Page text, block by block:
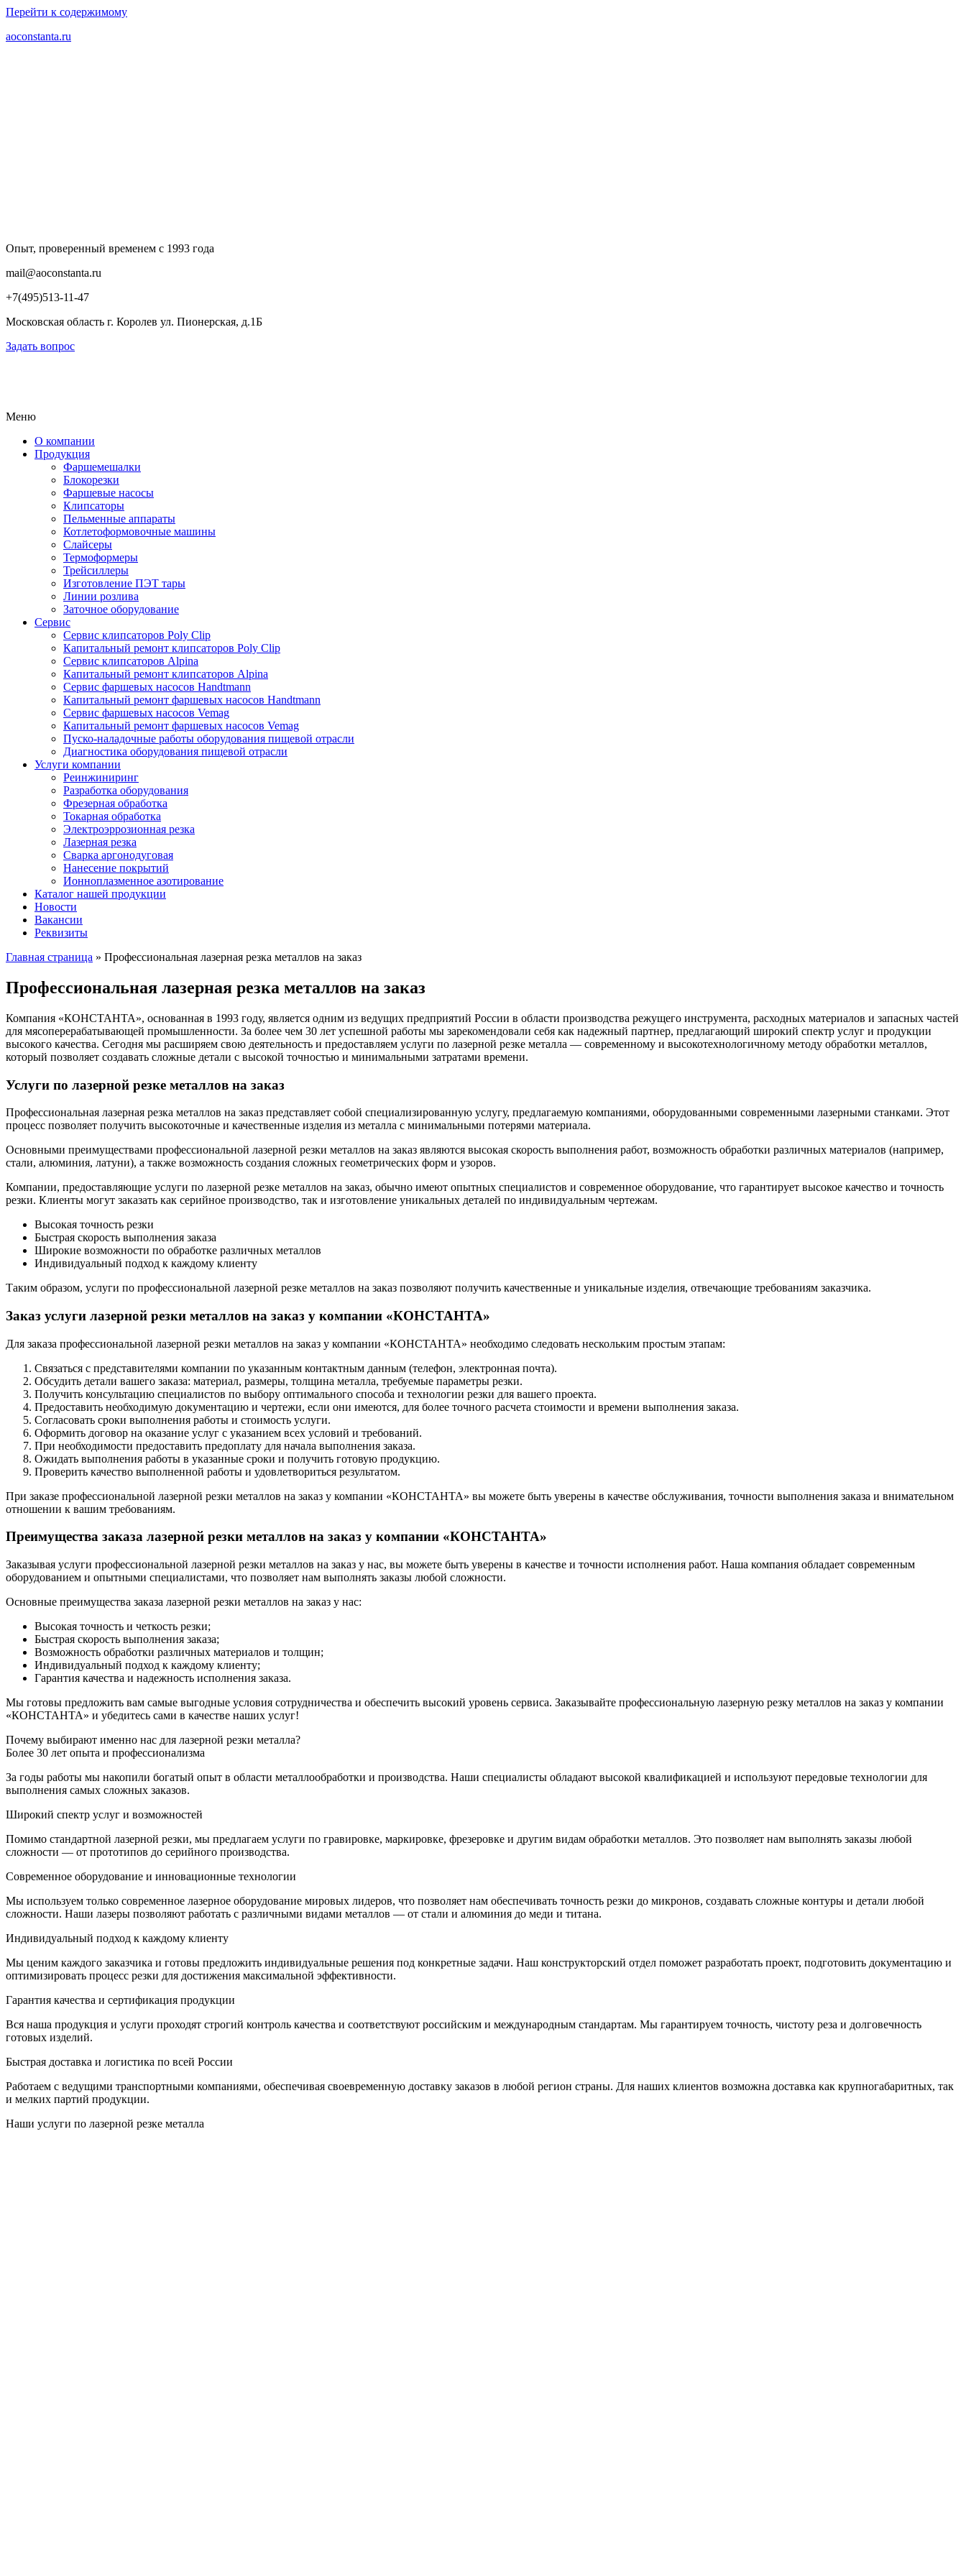
Перейти к содержимому
aoconstanta.ru
Опыт, проверенный временем с 1993 года
mail@aoconstanta.ru
+7(495)513-11-47
Московская область г. Королев ул. Пионерская, д.1Б
Задать вопрос
Меню
О компании
Продукция
Фаршемешалки
Блокорезки
Фаршевые насосы
Клипсаторы
Пельменные аппараты
Котлетоформовочные машины
Слайсеры
Термоформеры
Трейсиллеры
Изготовление ПЭТ тары
Линии розлива
Заточное оборудование
Сервис
Сервис клипсаторов Poly Clip
Капитальный ремонт клипсаторов Poly Clip
Сервис клипсаторов Alpina
Капитальный ремонт клипсаторов Alpina
Сервис фаршевых насосов Handtmann
Капитальный ремонт фаршевых насосов Handtmann
Сервис фаршевых насосов Vemag
Капитальный ремонт фаршевых насосов Vemag
Пуско-наладочные работы оборудования пищевой отрасли
Диагностика оборудования пищевой отрасли
Услуги компании
Реинжиниринг
Разработка оборудования
Фрезерная обработка
Токарная обработка
Электроэррозионная резка
Лазерная резка
Сварка аргонодуговая
Нанесение покрытий
Ионноплазменное азотирование
Каталог нашей продукции
Новости
Вакансии
Реквизиты
Главная страница » Профессиональная лазерная резка металлов на заказ
Профессиональная лазерная резка металлов на заказ
Компания «КОНСТАНТА», основанная в 1993 году, является одним из ведущих предприятий России в области производства режущего инструмента, расходных материалов и запасных частей
для мясоперерабатывающей промышленности. За более чем 30 лет успешной работы мы зарекомендовали себя как надежный партнер, предлагающий широкий спектр услуг и продукции
высокого качества. Сегодня мы расширяем свою деятельность и предоставляем услуги по лазерной резке металла — современному и высокотехнологичному методу обработки металлов,
который позволяет создавать сложные детали с высокой точностью и минимальными затратами времени.
Услуги по лазерной резке металлов на заказ
Профессиональная лазерная резка металлов на заказ представляет собой специализированную услугу, предлагаемую компаниями, оборудованными современными лазерными станками. Этот
процесс позволяет получить высокоточные и качественные изделия из металла с минимальными потерями материала.
Основными преимуществами профессиональной лазерной резки металлов на заказ являются высокая скорость выполнения работ, возможность обработки различных материалов (например,
стали, алюминия, латуни), а также возможность создания сложных геометрических форм и узоров.
Компании, предоставляющие услуги по лазерной резке металлов на заказ, обычно имеют опытных специалистов и современное оборудование, что гарантирует высокое качество и точность
резки. Клиенты могут заказать как серийное производство, так и изготовление уникальных деталей по индивидуальным чертежам.
Высокая точность резки
Быстрая скорость выполнения заказа
Широкие возможности по обработке различных металлов
Индивидуальный подход к каждому клиенту
Таким образом, услуги по профессиональной лазерной резке металлов на заказ позволяют получить качественные и уникальные изделия, отвечающие требованиям заказчика.
Заказ услуги лазерной резки металлов на заказ у компании «КОНСТАНТА»
Для заказа профессиональной лазерной резки металлов на заказ у компании «КОНСТАНТА» необходимо следовать нескольким простым этапам:
Связаться с представителями компании по указанным контактным данным (телефон, электронная почта).
Обсудить детали вашего заказа: материал, размеры, толщина металла, требуемые параметры резки.
Получить консультацию специалистов по выбору оптимального способа и технологии резки для вашего проекта.
Предоставить необходимую документацию и чертежи, если они имеются, для более точного расчета стоимости и времени выполнения заказа.
Согласовать сроки выполнения работы и стоимость услуги.
Оформить договор на оказание услуг с указанием всех условий и требований.
При необходимости предоставить предоплату для начала выполнения заказа.
Ожидать выполнения работы в указанные сроки и получить готовую продукцию.
Проверить качество выполненной работы и удовлетвориться результатом.
При заказе профессиональной лазерной резки металлов на заказ у компании «КОНСТАНТА» вы можете быть уверены в качестве обслуживания, точности выполнения заказа и внимательном
отношении к вашим требованиям.
Преимущества заказа лазерной резки металлов на заказ у компании «КОНСТАНТА»
Заказывая услуги профессиональной лазерной резки металлов на заказ у нас, вы можете быть уверены в качестве и точности исполнения работ. Наша компания обладает современным
оборудованием и опытными специалистами, что позволяет нам выполнять заказы любой сложности.
Основные преимущества заказа лазерной резки металлов на заказ у нас:
Высокая точность и четкость резки;
Быстрая скорость выполнения заказа;
Возможность обработки различных материалов и толщин;
Индивидуальный подход к каждому клиенту;
Гарантия качества и надежность исполнения заказа.
Мы готовы предложить вам самые выгодные условия сотрудничества и обеспечить высокий уровень сервиса. Заказывайте профессиональную лазерную резку металлов на заказ у компании
«КОНСТАНТА» и убедитесь сами в качестве наших услуг!
Почему выбирают именно нас для лазерной резки металла?
Более 30 лет опыта и профессионализма
За годы работы мы накопили богатый опыт в области металлообработки и производства. Наши специалисты обладают высокой квалификацией и используют передовые технологии для
выполнения самых сложных заказов.
Широкий спектр услуг и возможностей
Помимо стандартной лазерной резки, мы предлагаем услуги по гравировке, маркировке, фрезеровке и другим видам обработки металлов. Это позволяет нам выполнять заказы любой
сложности — от прототипов до серийного производства.
Современное оборудование и инновационные технологии
Мы используем только современное лазерное оборудование мировых лидеров, что позволяет нам обеспечивать точность резки до микронов, создавать сложные контуры и детали любой
сложности. Наши лазеры позволяют работать с различными видами металлов — от стали и алюминия до меди и титана.
Индивидуальный подход к каждому клиенту
Мы ценим каждого заказчика и готовы предложить индивидуальные решения под конкретные задачи. Наш конструкторский отдел поможет разработать проект, подготовить документацию и
оптимизировать процесс резки для достижения максимальной эффективности.
Гарантия качества и сертификация продукции
Вся наша продукция и услуги проходят строгий контроль качества и соответствуют российским и международным стандартам. Мы гарантируем точность, чистоту реза и долговечность
готовых изделий.
Быстрая доставка и логистика по всей России
Работаем с ведущими транспортными компаниями, обеспечивая своевременную доставку заказов в любой регион страны. Для наших клиентов возможна доставка как крупногабаритных, так
и мелких партий продукции.
Наши услуги по лазерной резке металла